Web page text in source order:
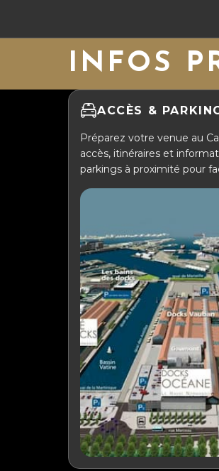
INFOS
ACCÈS &
Préparez votre venue au
accès, itinéraires et
parkings à proximité pour